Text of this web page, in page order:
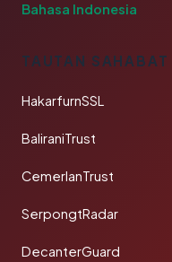
Bahasa Indonesia
TAUTAN SAHABAT
HakarfurnSSL
BaliraniTrust
CemerlanTrust
SerpongtRadar
DecanterGuard